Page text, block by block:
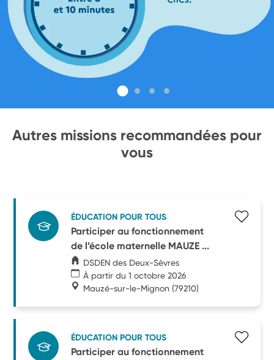
Autres missions recommandées pour
vous
ÉDUCATION POUR TOUS
Participer au fonctionnement
de l’école maternelle MAUZE ...
DSDEN des Deux-Sèvres
À partir du 1 octobre 2026
Mauzé-sur-le-Mignon (79210)
ÉDUCATION POUR TOUS
Participer au fonctionnement